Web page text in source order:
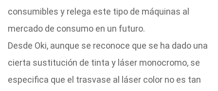
consumibles y relega este tipo de máquinas al
mercado de consumo en un futuro.
Desde Oki, aunque se reconoce que se ha dado una
cierta sustitución de tinta y láser monocromo, se
especifica que el trasvase al láser color no es tan